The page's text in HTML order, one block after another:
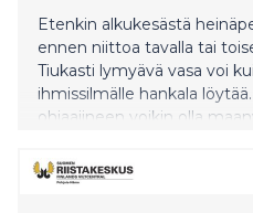
Etenkin alkukesästä
ennen niittoa tavalla tai
Tiukasti lymyävä vasa voi
ihmissilmälle hankala
ohjaajineen voikin olla